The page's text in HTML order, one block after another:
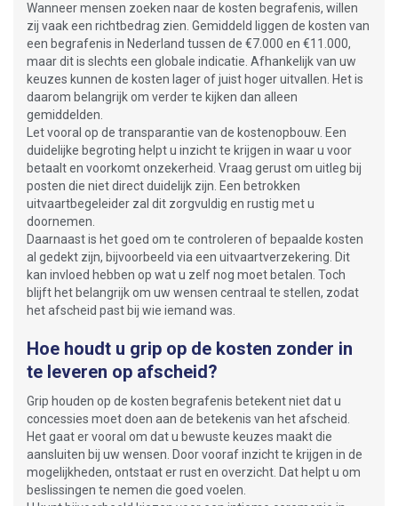
Wanneer mensen zoeken naar de kosten begrafenis, willen
zij vaak een richtbedrag zien. Gemiddeld liggen de kosten van
een begrafenis in Nederland tussen de €7.000 en €11.000,
maar dit is slechts een globale indicatie. Afhankelijk van uw
keuzes kunnen de kosten lager of juist hoger uitvallen. Het is
daarom belangrijk om verder te kijken dan alleen
gemiddelden.
Let vooral op de transparantie van de kostenopbouw. Een
duidelijke begroting helpt u inzicht te krijgen in waar u voor
betaalt en voorkomt onzekerheid. Vraag gerust om uitleg bij
posten die niet direct duidelijk zijn. Een betrokken
uitvaartbegeleider zal dit zorgvuldig en rustig met u
doornemen.
Daarnaast is het goed om te controleren of bepaalde kosten
al gedekt zijn, bijvoorbeeld via een uitvaartverzekering. Dit
kan invloed hebben op wat u zelf nog moet betalen. Toch
blijft het belangrijk om uw wensen centraal te stellen, zodat
het afscheid past bij wie iemand was.
Hoe houdt u grip op de kosten zonder in
te leveren op afscheid?
Grip houden op de kosten begrafenis betekent niet dat u
concessies moet doen aan de betekenis van het afscheid.
Het gaat er vooral om dat u bewuste keuzes maakt die
aansluiten bij uw wensen. Door vooraf inzicht te krijgen in de
mogelijkheden, ontstaat er rust en overzicht. Dat helpt u om
beslissingen te nemen die goed voelen.